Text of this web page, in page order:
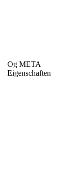
Og META
Eigenschaften